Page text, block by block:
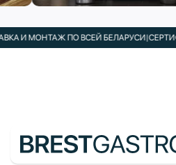
И МОНТАЖ ПО ВСЕЙ БЕЛАРУСИ|